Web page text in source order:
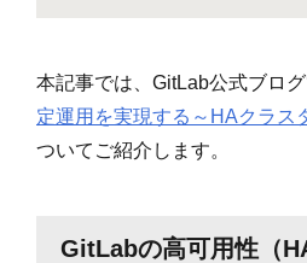
本記事では、GitLab公式ブロ
定運用を実現する～HAクラス
ついてご紹介します。
GitLabの高可用性（